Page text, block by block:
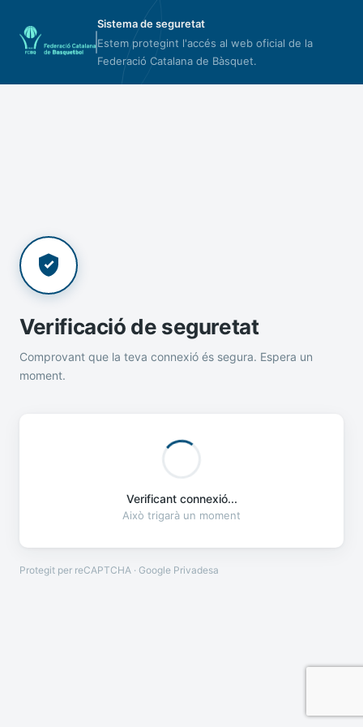
Sistema de seguretat
Estem protegint l'accés al web oficial de la
Federació Catalana de Bàsquet.
Verificació de seguretat
Comprovant que la teva connexió és segura. Espera un
moment.
Verificant connexió...
Això trigarà un moment
Protegit per reCAPTCHA · Google Privadesa